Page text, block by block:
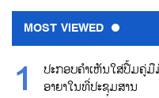
MOST VIEWED
ປະກອບຄຳເຫັນໃສ່ປື້ມຄູ່ມື
ອາຍາໃນທີ່ປະຊຸມສານ